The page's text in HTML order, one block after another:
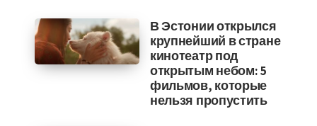
В Эстонии открылся
крупнейший в стране
кинотеатр под
открытым небом: 5
фильмов, которые
нельзя пропустить